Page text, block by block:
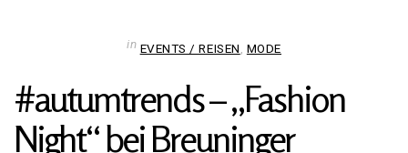
in EVENTS / REISEN MODE
#aut­um­trends – „Fashion
Night“ bei Breu­ninger